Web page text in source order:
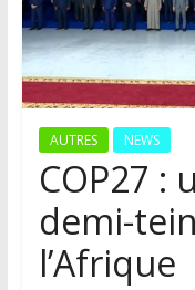
AUTRES NEWS
COP27 :
demi-
l’Afrique